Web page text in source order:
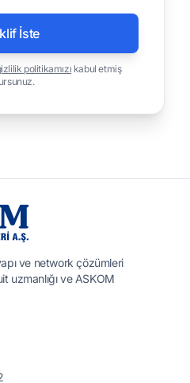
İste
politikamızı kabul etmiş
ve network çözümleri
uzmanlığı ve ASKOM